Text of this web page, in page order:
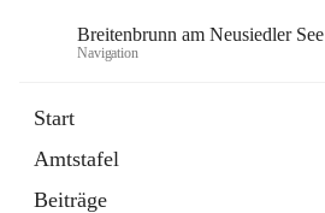
Breitenbrunn am Neusiedler See
Navigation
Start
Amtstafel
Beiträge
18 Schnellzugriffe